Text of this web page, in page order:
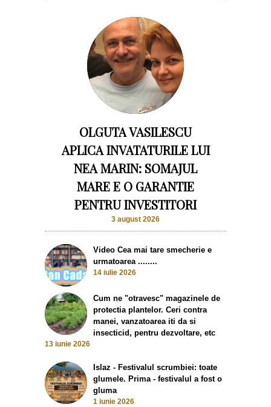
OLGUTA VASILESCU
APLICA INVATATURILE LUI
NEA MARIN: SOMAJUL
MARE E O GARANTIE
PENTRU INVESTITORI
3 august 2026
Video Cea mai tare smecherie e
urmatoarea ........
14 iulie 2026
Cum ne "otravesc" magazinele de
protectia plantelor. Ceri contra
manei, vanzatoarea iti da si
insecticid, pentru dezvoltare, etc
13 iunie 2026
Islaz - Festivalul scrumbiei: toate
glumele. Prima - festivalul a fost o
gluma
1 iunie 2026